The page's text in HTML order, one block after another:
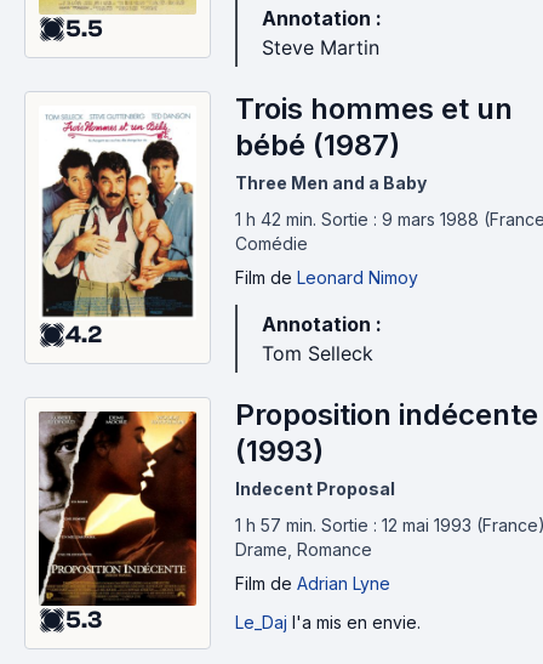
5.5
Annotation :
Steve Martin
4.2
Trois hommes et un
bébé (1987)
Three Men and a Baby
1 h 42 min. Sortie : 9 mars 1988
Comédie
Film de Leonard Nimoy
Annotation :
Tom Selleck
5.3
Proposition indécente
(1993)
Indecent Proposal
1 h 57 min. Sortie : 12 mai 1993
Drame, Romance
Film de Adrian Lyne
Le_Daj l'a mis en envie.